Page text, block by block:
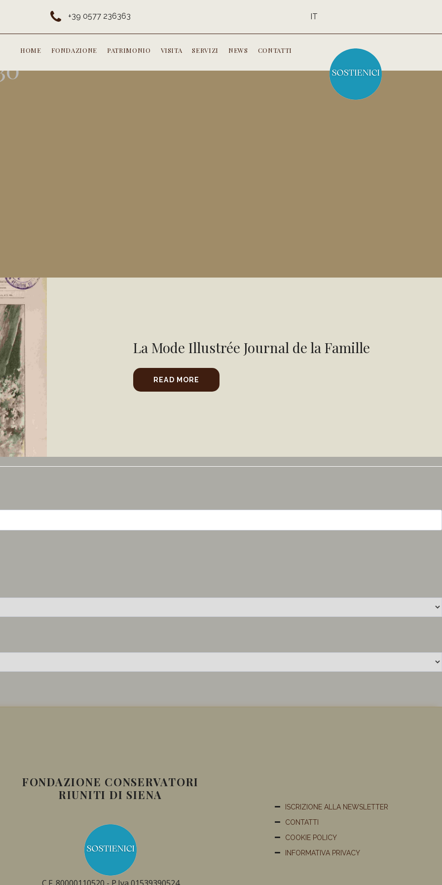
+39 0577 236363 IT
HOME FONDAZIONE PATRIMONIO VISITA SERVIZI NEWS CONTATTI
La Mode Illustrée Journal de la Famille
READ MORE
FONDAZIONE CONSERVATORI
RIUNITI DI SIENA
ISCRIZIONE ALLA NEWSLETTER
CONTATTI
COOKIE POLICY
INFORMATIVA PRIVACY